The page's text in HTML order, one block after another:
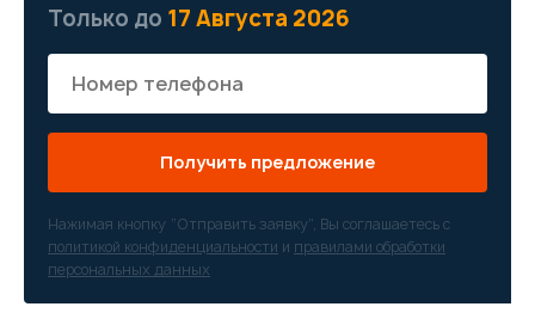
Только до 17 Августа 2026
Получить предложение
Нажимая кнопку “Отправить заявку”, Вы соглашаетесь с
политикой конфиденциальности и правилами обработки
персональных данных